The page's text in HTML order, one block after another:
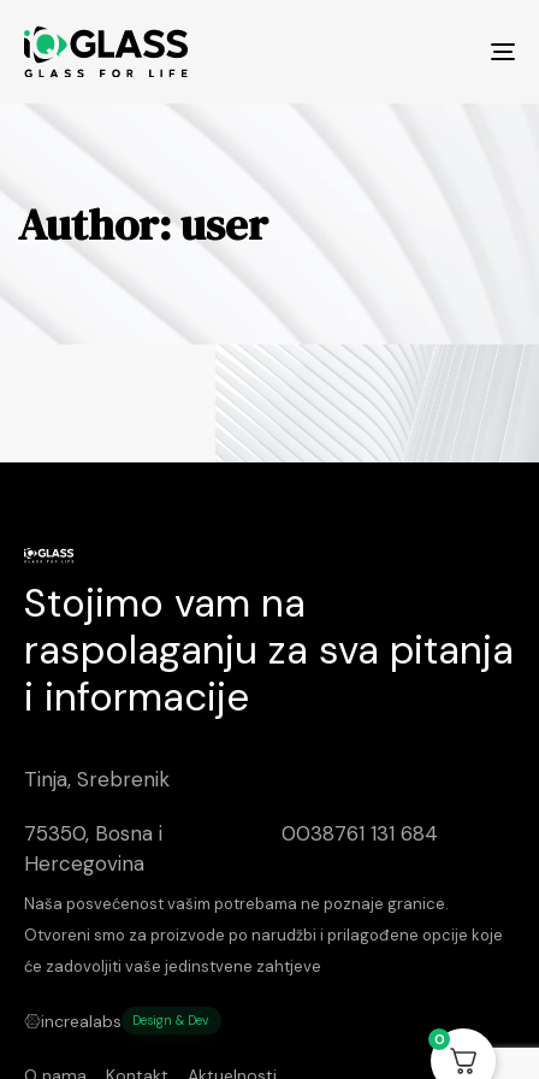
Author: user
Stojimo vam na
raspolaganju za sva pitanja
i informacije
Tinja, Srebrenik
75350, Bosna i
Hercegovina
0038761 131 684
Naša posvećenost vašim potrebama ne poznaje granice.
Otvoreni smo za proizvode po narudžbi i prilagođene opcije koje
će zadovoljiti vaše jedinstvene zahtjeve
increalabs Design & Dev
0